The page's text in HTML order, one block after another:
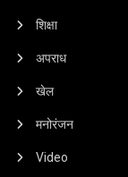
शिक्षा
अपराध
खेल
मनोरंजन
Video